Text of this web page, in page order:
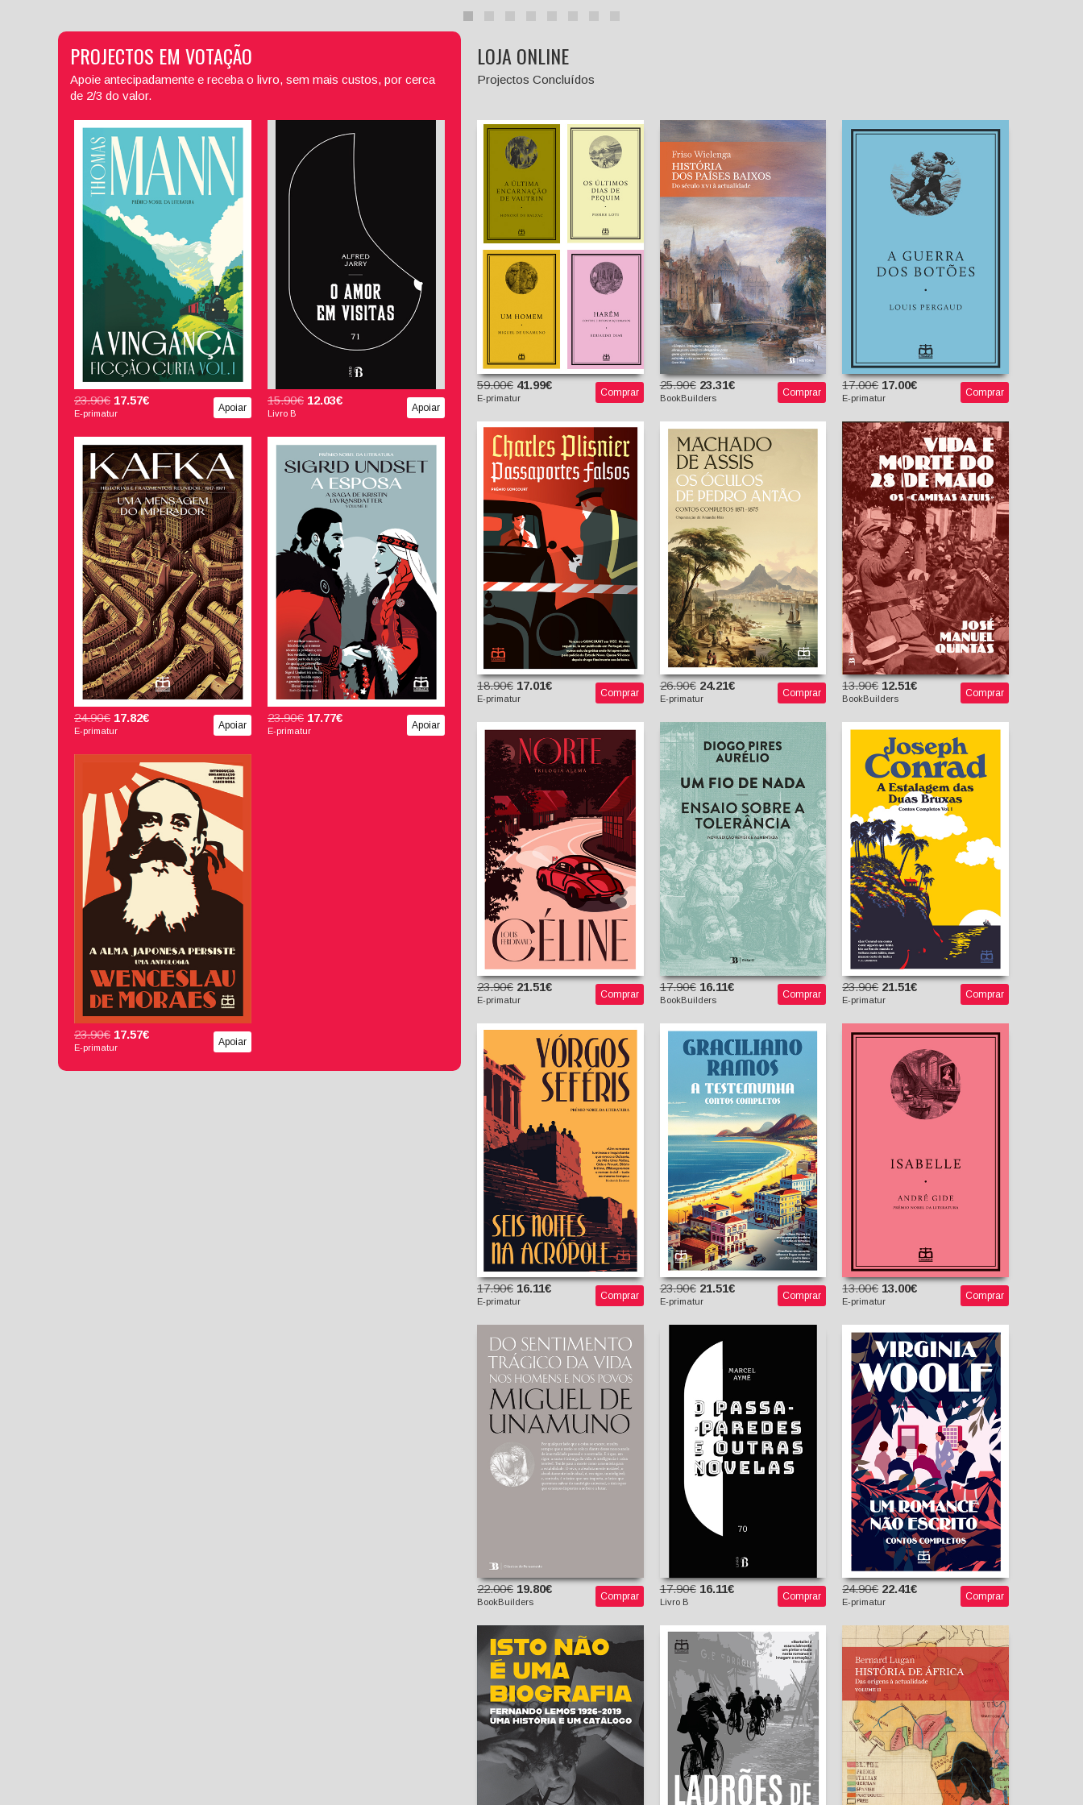
PROJECTOS EM VOTAÇÃO
Apoie antecipadamente e receba o livro, sem mais custos, por cerca
de 2/3 do valor.
A Vingança - Ficção Curta,
Vol. I
Maria Ponce de Leão
(tradutora)
23.90€ 17.57€
E-primatur Apoiar
O Amor em Visitas
Alfred Jarry
Duarte Bandeira
(Tradutor)
15.90€ 12.03€
Livro B Apoiar
Uma Mensagem do
Imperador - Histórias e
Fragmentos Reunidos
1917-1921
Franz Kafka
Bruno C. Duarte
24.90€ 17.82€
E-primatur Apoiar
A Esposa - A Saga de
Kristin Lavransdatter, Vol.
Sigrid Undset
João Reis (tradutor)
23.90€ 17.77€
E-primatur Apoiar
A Alma Japonesa Persiste
- Uma Antologia
Wenceslau de Moraes
Vasco Rosa (Introd., org.
e notas)
23.90€ 17.57€
E-primatur Apoiar
LOJA ONLINE
Projectos Concluídos
Subscrição de Livros
Exclusivos (Vols. 11 a 14)
Honoré de Balzac
59.00€ 41.99€
E-primatur Comprar
História dos Países
Baixos
Friso Wielenga
Miguel Mata (tradutor)
25.90€ 23.31€
BookBuilders Comprar
A Guerra dos Botões
[Exclusivo E-Primatur
n.º 10]
Louis Pergaud
Guilhermina A. Gomes
17.00€ 17.00€
E-primatur Comprar
Passaportes Falsos
Charles Plisnier
António Passos (trad.)
18.90€ 17.01€
E-primatur Comprar
Os Óculos de Pedro
Antão - Contos
Completos 1871-1875
Machado de Assis
Amândio Reis
(Introdução,
organização e notas)
26.90€ 24.21€
E-primatur Comprar
Vida e Morte do 28 de
Maio - Os «Camisas
Azuis»
José Manuel Quintas
13.90€ 12.51€
BookBuilders Comprar
Norte
Louis-Ferdinand Céline
Clara Alvarez
(tradutora)
23.90€ 21.51€
E-primatur Comprar
Um Fio de Nada - Ensaio
sobre a Tolerância
Diogo Pires Aurélio
17.90€ 16.11€
BookBuilders Comprar
A Estalagem das Duas
Bruxas - Contos
Completos, vol. I
Joseph Conrad
Miguel Martins
(tradutor)
23.90€ 21.51€
E-primatur Comprar
Seis Noites na Acrópole
Yórgos Seféris
José Luís Costa
(tradutor)
17.90€ 16.11€
E-primatur Comprar
A Testemunha - Contos
Completos
Graciliano Ramos
23.90€ 21.51€
E-primatur Comprar
Isabelle [Exclusivo E-
Primatur n.º 9]
André Gide
João Pedro de Andrade
13.00€ 13.00€
E-primatur Comprar
Do sentimento trágico
da vida nos homens e
nos povos
Miguel de Unamuno
Cruz Malpique
(tradutor)
22.00€ 19.80€
BookBuilders Comprar
O Passa-Paredes e
Marcel Aymé
(tradutor)
17.90€ 16.11€
Livro B Comprar
Um Romance Não
Escrito - Contos
Completos
Virginia Woolf
Maria Ponce de Leão
(tradutor)
24.90€ 22.41€
E-primatur Comprar
Isto Não é Uma
Biografia - Fernando
Lemos 1926-2019 - Uma
história e Um Catálogo
Tania Martuscelli
Fernando Lemos
Ladrões de Bicicletas
Luigi Bartolini
José Serra (tradutor)
História de África - Das
Origens à Actualidade,
Vol. II
Bernard Lugan
Francisco Silva Pereira
(tradutor)